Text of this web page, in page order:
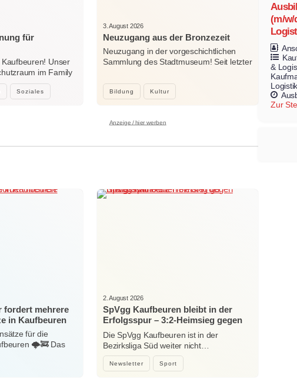
Soziales
für
Unser
im Family
Bildung Kultur
3. August 2026
Neuzugang aus der Bronzezeit
Neuzugang in der vorgeschichtlichen
Sammlung des Stadtmuseum! Seit letzter
Anzeige / hier werben
fordert mehrere
in Kaufbeuren
für die
🌩️🚒 Das
Newsletter Sport
2. August 2026
SpVgg Kaufbeuren bleibt in der
Erfolgsspur – 3:2-Heimsieg gegen
Niedersonthofen
Die SpVgg Kaufbeuren ist in der
Bezirksliga Süd weiter nicht…
(m/w/
&
Zur